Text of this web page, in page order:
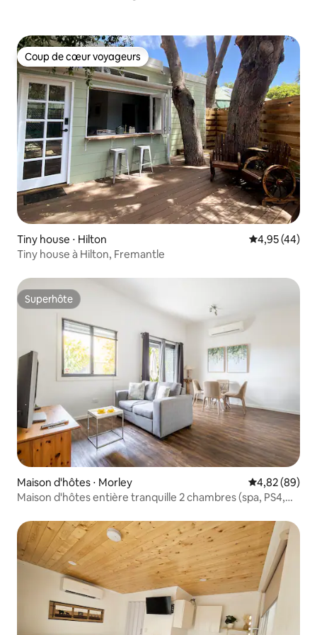
Coup de cœur voyageurs
Coup de cœur voyageurs
Tiny house ⋅ Hilton Évaluation
4,95 (44)
Tiny house à Hilton, Fremantle
Superhôte
Superhôte
Maison d'hôtes ⋅ Morley Évaluation
4,82 (89)
Maison d'hôtes entière tranquille 2 chambres (spa, PS4,